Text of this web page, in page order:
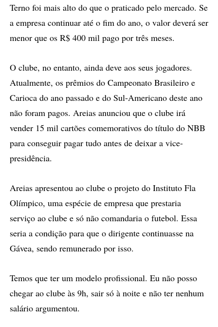
Terno foi mais alto do que o praticado pelo mercado. Se
a empresa continuar até o fim do ano, o valor deverá ser
menor que os R$ 400 mil pago por três meses.
O clube, no entanto, ainda deve aos seus jogadores.
Atualmente, os prêmios do Campeonato Brasileiro e
Carioca do ano passado e do Sul-Americano deste ano
não foram pagos. Areias anunciou que o clube irá
vender 15 mil cartões comemorativos do título do NBB
para conseguir pagar tudo antes de deixar a vice-
presidência.
Areias apresentou ao clube o projeto do Instituto Fla
Olímpico, uma espécie de empresa que prestaria
serviço ao clube e só não comandaria o futebol. Essa
seria a condição para que o dirigente continuasse na
Gávea, sendo remunerado por isso.
Temos que ter um modelo profissional. Eu não posso
chegar ao clube às 9h, sair só à noite e não ter nenhum
salário argumentou.